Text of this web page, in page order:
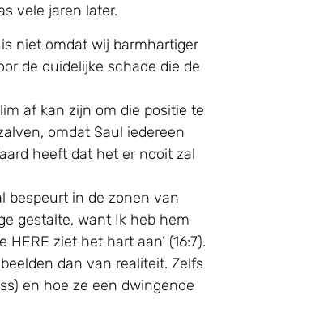
vele jaren later.
niet omdat wij barmhartiger
de duidelijke schade die de
af kan zijn om die positie te
omdat Saul iedereen
heeft dat het er nooit zal
bespeurt in de zonen van
gestalte, want Ik heb hem
ziet het hart aan’ (16:7).
dan van realiteit. Zelfs
en hoe ze een dwingende